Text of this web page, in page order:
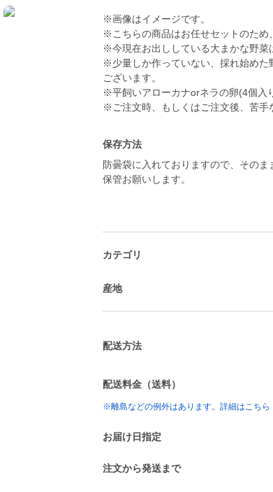
※画像はイメージです。
※こちらの商品はお任せセットのため
※今現在お出ししている大まかな野菜
※少量しか作っていない、採れ始めた
ございます。
※平飼いアローカナorネラの卵(4個入
※ご注文時、もしくはご注文後、苦手
保存方法
防曇袋に入れておりますので、その
保管お願いします。
カテゴリ
産地
配送方法
配送料金（送料）
※離島などの例外はあります。詳細はこちら
お届け日指定
注文から発送まで